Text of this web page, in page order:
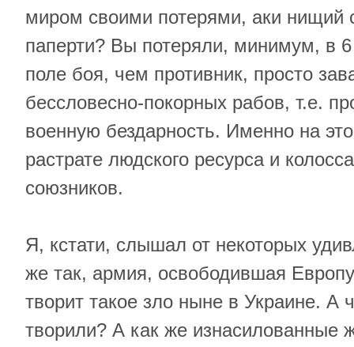
миром своими потерями, аки нищий
паперти? Вы потеряли, минимум, в
поле боя, чем противник, просто
бессловесно-покорных рабов, т.е.
военную бездарность. Именно на
растрате людского ресурса и
союзников.
Я, кстати, слышал от некоторых
же так, армия, освободившая
творит такое зло ныне в Украине. А
творили? А как же изнасилованные